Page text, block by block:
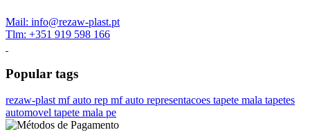
Mail: info@rezaw-plast.pt
Tlm: +351 919 598 166
Popular tags
rezaw-plast mf auto rep mf auto representacoes tapete mala tapetes
automovel tapete mala pe